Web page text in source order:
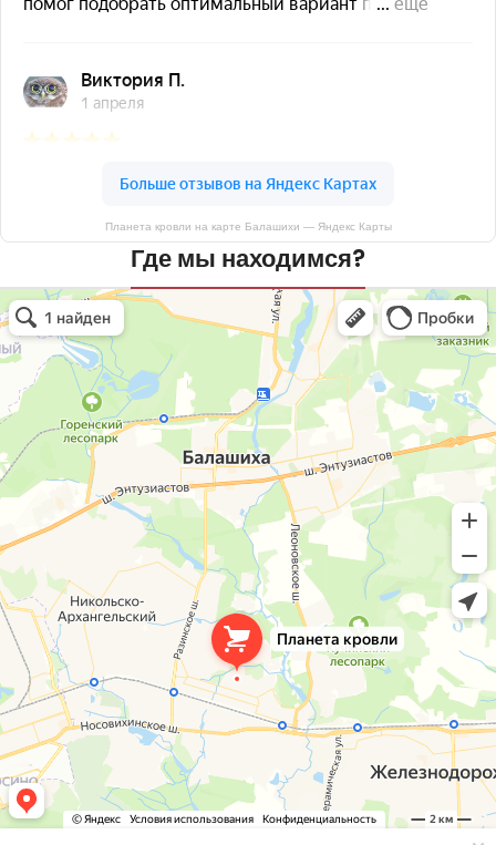
Планета кровли на карте Балашихи — Яндекс Карты
Где мы находимся?
Планета кровли
Кровля и кровельные материалы в Балашихе
Окна в Балашихе